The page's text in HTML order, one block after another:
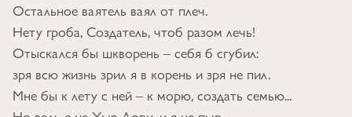
Остальное ваятель ваял от плеч.
Нету гроба, Создатель, чтоб разом лечь!
Отыскался бы шкворень – себя б сгубил:
зря всю жизнь зрил я в корень и зря не пил.
Мне бы к лету с ней – к морю, создать семью...